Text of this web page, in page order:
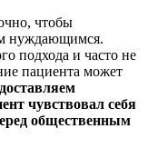
чтобы
нуждающимся.
подхода и часто не
пациента может
чувствовал себя
общественным